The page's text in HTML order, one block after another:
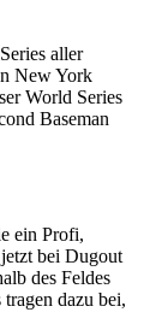
aller
New York
World Series
Baseman
ein Profi,
bei Dugout
des Feldes
dazu bei,